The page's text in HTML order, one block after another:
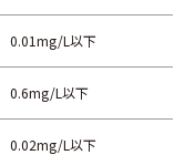
0.01mg/L以下
0.6mg/L以下
0.02mg/L以下